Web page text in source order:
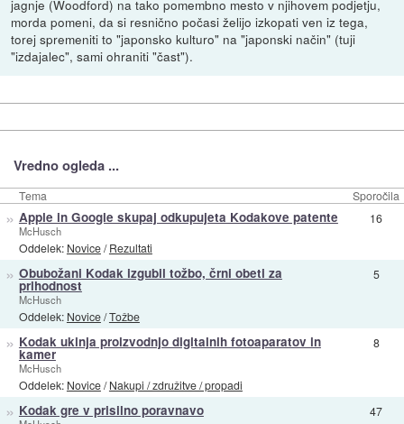
jagnje (Woodford) na tako pomembno mesto v njihovem podjetju,
morda pomeni, da si resnično počasi želijo izkopati ven iz tega,
torej spremeniti to "japonsko kulturo" na "japonski način" (tuji
"izdajalec", sami ohraniti "čast").
Vredno ogleda ...
Tema Sporočila
» Apple in Google skupaj odkupujeta Kodakove patente
McHusch
Oddelek: Novice/Rezultati
16
» Obubožani Kodak izgubil tožbo, črni obeti za
prihodnost
McHusch
Oddelek: Novice/Tožbe
5
» Kodak ukinja proizvodnjo digitalnih fotoaparatov in
kamer
McHusch
Oddelek: Novice/Nakupi / združitve / propadi
8
» Kodak gre v prisilno poravnavo 47